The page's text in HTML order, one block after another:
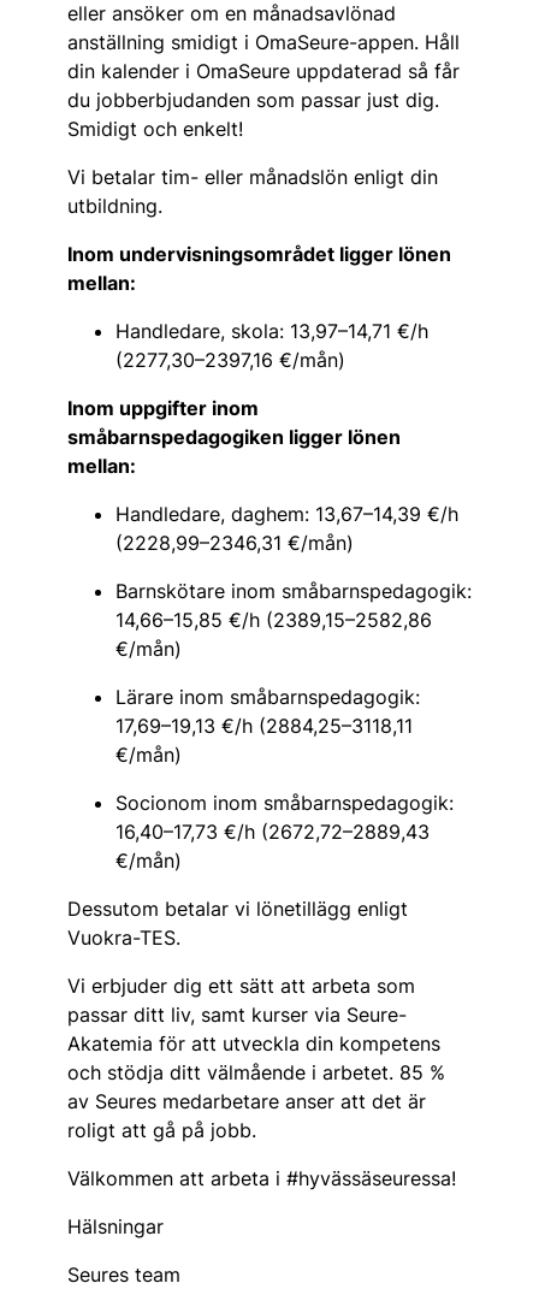
eller ansöker om en månadsavlönad
anställning smidigt i OmaSeure-appen. Håll
din kalender i OmaSeure uppdaterad så får
du jobberbjudanden som passar just dig.
Smidigt och enkelt!
Vi betalar tim- eller månadslön enligt din
utbildning.
Inom undervisningsområdet ligger lönen
mellan:
Handledare, skola: 13,97–14,71 €/h
(2277,30–2397,16 €/mån)
Inom uppgifter inom
småbarnspedagogiken ligger lönen
mellan:
Handledare, daghem: 13,67–14,39 €/h
(2228,99–2346,31 €/mån)
Barnskötare inom småbarnspedagogik:
14,66–15,85 €/h (2389,15–2582,86
€/mån)
Lärare inom småbarnspedagogik:
17,69–19,13 €/h (2884,25–3118,11
€/mån)
Socionom inom småbarnspedagogik:
16,40–17,73 €/h (2672,72–2889,43
€/mån)
Dessutom betalar vi lönetillägg enligt
Vuokra-TES.
Vi erbjuder dig ett sätt att arbeta som
passar ditt liv, samt kurser via Seure-
Akatemia för att utveckla din kompetens
och stödja ditt välmående i arbetet. 85 %
av Seures medarbetare anser att det är
roligt att gå på jobb.
Välkommen att arbeta i #hyvässäseuressa!
Hälsningar
Seures team